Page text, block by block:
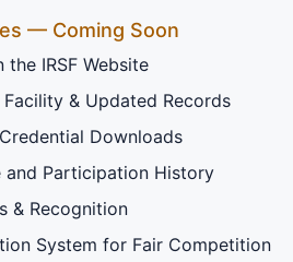
— Coming Soon
IRSF Website
Facility & Updated Records
Downloads
Participation History
& Recognition
System for Fair Competition
नंबर दर्ज करें।
सक्रिय ईमेल पता दर्ज करें और आगे बढ़ें।